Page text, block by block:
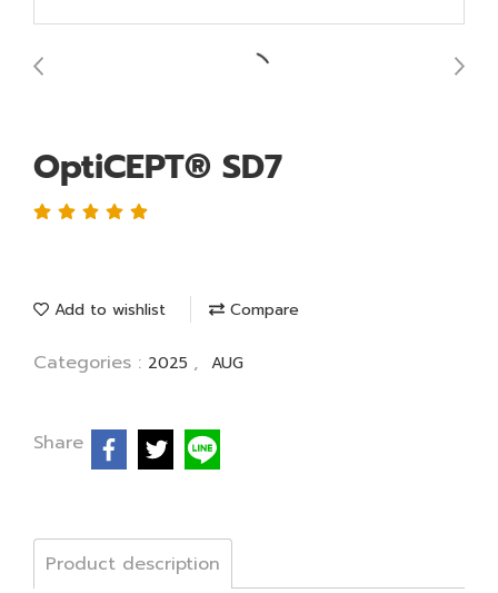
OptiCEPT® SD7
Add to wishlist Compare
Categories : 2025 , AUG
Share
Product description